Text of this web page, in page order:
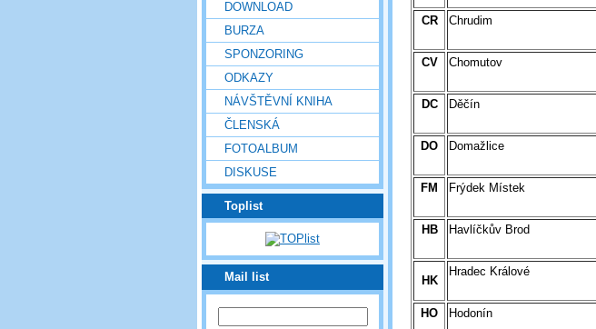
DOWNLOAD
BURZA
SPONZORING
ODKAZY
NÁVŠTĚVNÍ KNIHA
ČLENSKÁ
FOTOALBUM
DISKUSE
Toplist
Mail list
CR Chrudim
CV Chomutov
DC Děčín
DO Domažlice
FM Frýdek Místek
HB Havlíčkův Brod
HK
Hradec Králové
HO Hodonín